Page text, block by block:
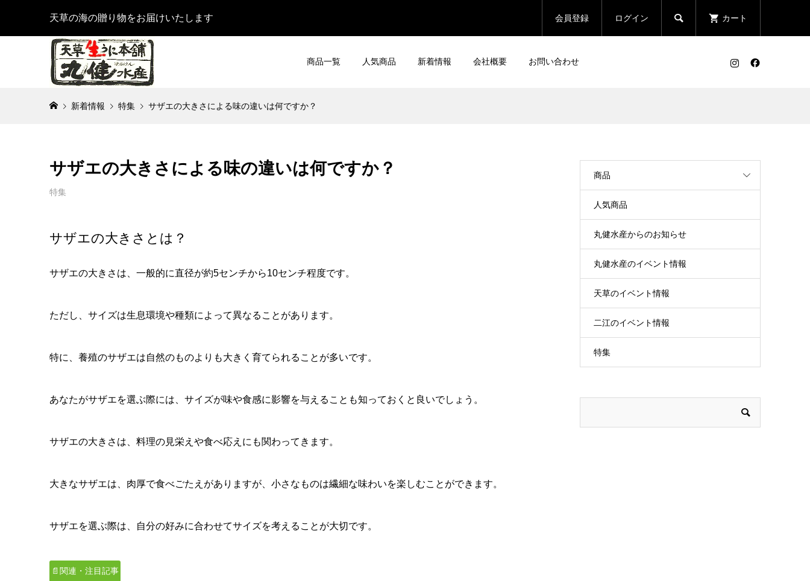
天草の海の贈り物をお届けいたします 会員登録 ログイン  カート
商品一覧 人気商品 新着情報 会社概要 お問い合わせ
新着情報 特集 サザエの大きさによる味の違いは何ですか？
サザエの大きさによる味の違いは何ですか？
特集
サザエの大きさとは？
サザエの大きさは、一般的に直径が約5センチから10センチ程度です。
ただし、サイズは生息環境や種類によって異なることがあります。
特に、養殖のサザエは自然のものよりも大きく育てられることが多いです。
あなたがサザエを選ぶ際には、サイズが味や食感に影響を与えることも知っておくと良いでしょう。
サザエの大きさは、料理の見栄えや食べ応えにも関わってきます。
大きなサザエは、肉厚で食べごたえがありますが、小さなものは繊細な味わいを楽しむことができます。
サザエを選ぶ際は、自分の好みに合わせてサイズを考えることが大切です。
📄関連・注目記事
商品
人気商品
丸健水産からのお知らせ
丸健水産のイベント情報
天草のイベント情報
二江のイベント情報
特集